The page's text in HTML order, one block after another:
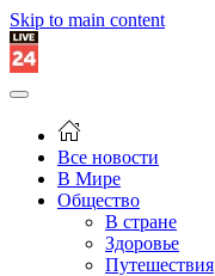
Skip to main content
Все новости
В Мире
Общество
В стране
Здоровье
Путешествия